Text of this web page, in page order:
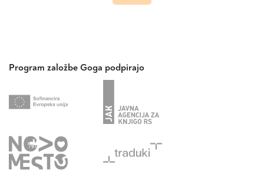
Program založbe Goga podpirajo